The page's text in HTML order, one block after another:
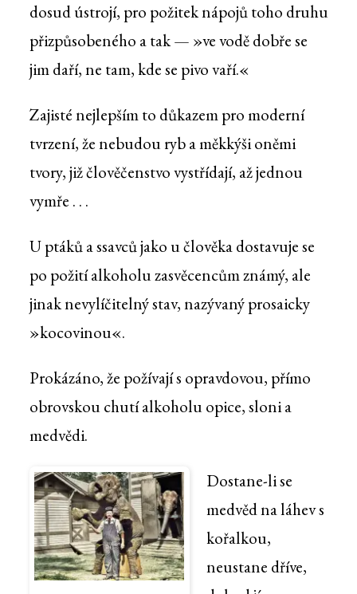
dosud ústrojí, pro požitek nápojů toho druhu
přizpůsobeného a tak — »ve vodě dobře se
jim daří, ne tam, kde se pivo vaří.«
Zajisté nejlepším to důkazem pro moderní
tvrzení, že nebudou ryb a měkkýši oněmi
tvory, již člověčenstvo vystřídají, až jednou
vymře . . .
U ptáků a ssavců jako u člověka dostavuje se
po požití alkoholu zasvěcencům známý, ale
jinak nevylíčitelný stav, nazývaný prosaicky
»kocovinou«.
Prokázáno, že požívají s opravdovou, přímo
obrovskou chutí alkoholu opice, sloni a
medvědi.
Dostane-li se
medvěd na láhev s
kořalkou,
neustane dříve,